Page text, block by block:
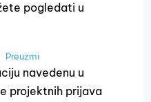
pogledati u
Preuzmi
navedenu u
projektnih prijava